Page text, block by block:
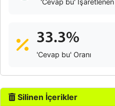
'Cevap bu' İşaretlenen
33.3%
'Cevap bu' Oranı
Silinen İçerikler